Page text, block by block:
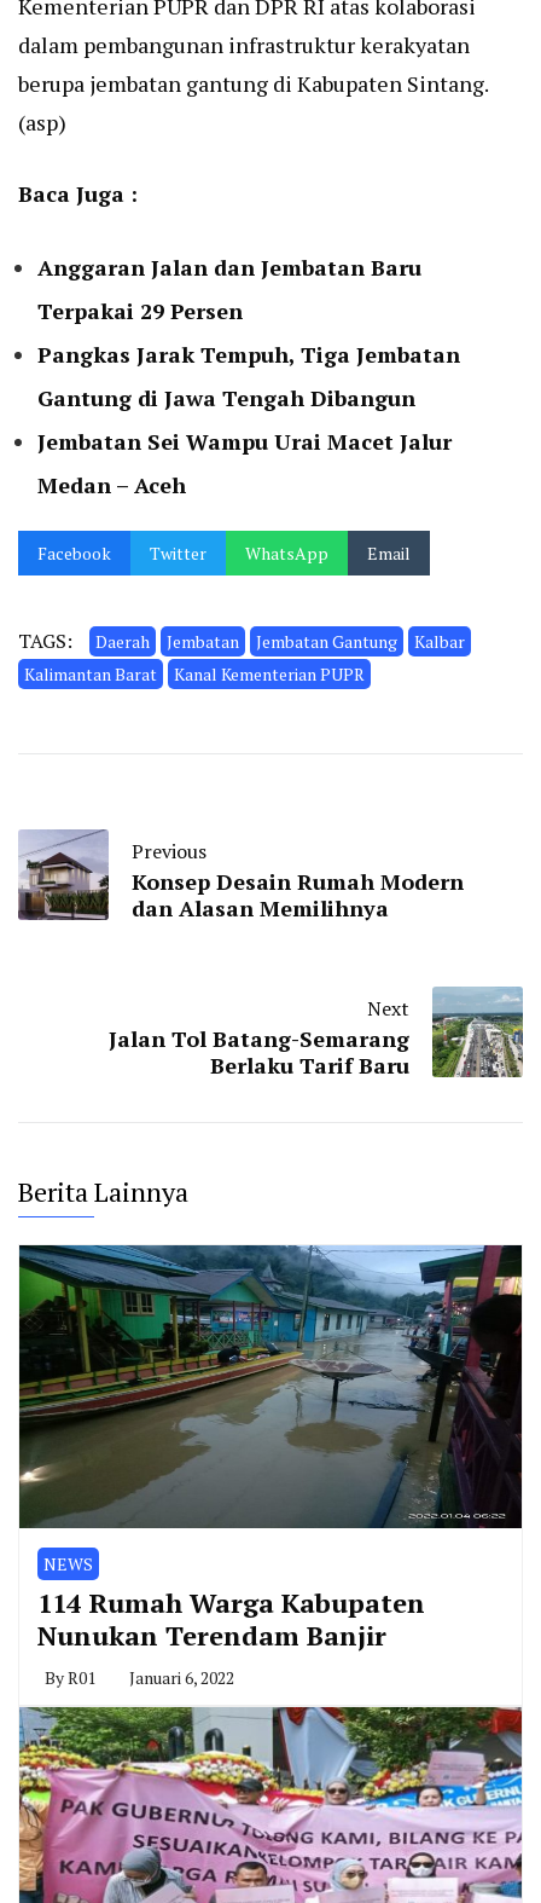
Kementerian PUPR dan DPR RI atas kolaborasi
dalam pembangunan infrastruktur kerakyatan
berupa jembatan gantung di Kabupaten Sintang.
(asp)
Baca Juga :
Anggaran Jalan dan Jembatan Baru
Terpakai 29 Persen
Pangkas Jarak Tempuh, Tiga Jembatan
Gantung di Jawa Tengah Dibangun
Jembatan Sei Wampu Urai Macet Jalur
Medan – Aceh
Facebook Twitter WhatsApp Email
TAGS: Daerah Jembatan Jembatan Gantung
Kalbar
Kalimantan Barat
Kanal Kementerian PUPR
Previous
Konsep Desain Rumah Modern
dan Alasan Memilihnya
Next
Jalan Tol Batang-Semarang
Berlaku Tarif Baru
Berita Lainnya
NEWS
114 Rumah Warga Kabupaten
Nunukan Terendam Banjir
ByR01 Januari 6, 2022